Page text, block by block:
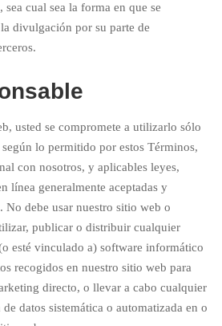
cual sea la forma en que se
divulgación por su parte de
usted se compromete a utilizarlo sólo
lo permitido por estos Términos,
con nosotros, y aplicables leyes,
línea generalmente aceptadas y
No debe usar nuestro sitio web o
publicar o distribuir cualquier
esté vinculado a) software informático
recogidos en nuestro sitio web para
directo, o llevar a cabo cualquier
datos sistemática o automatizada en o